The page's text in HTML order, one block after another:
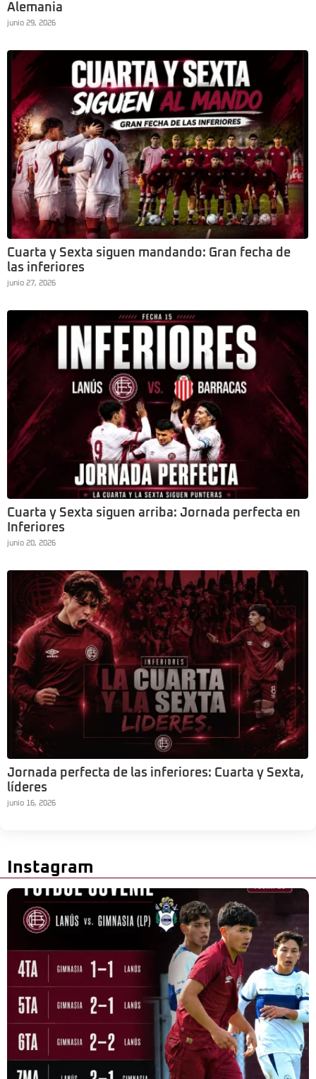
Alemania
junio 29, 2026
Cuarta y Sexta siguen mandando: Gran fecha de
las inferiores
junio 27, 2026
Cuarta y Sexta siguen arriba: Jornada perfecta en
Inferiores
junio 20, 2026
Jornada perfecta de las inferiores: Cuarta y Sexta,
líderes
junio 16, 2026
Instagram